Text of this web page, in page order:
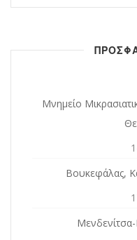
Μνημείο
Βουκεφάλας,